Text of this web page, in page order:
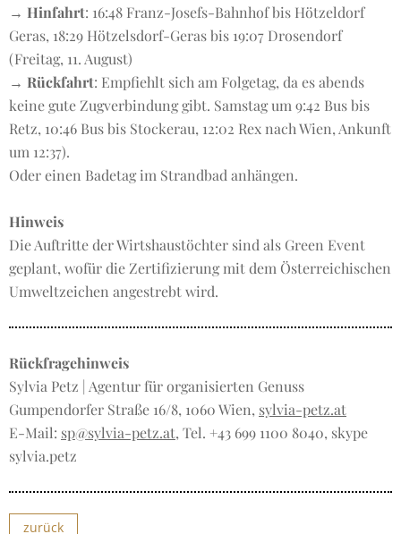
→ Hinfahrt: 16:48 Franz-Josefs-Bahnhof bis Hötzeldorf
Geras, 18:29 Hötzelsdorf-Geras bis 19:07 Drosendorf
(Freitag, 11. August)
→ Rückfahrt: Empfiehlt sich am Folgetag, da es abends
keine gute Zugverbindung gibt. Samstag um 9:42 Bus bis
Retz, 10:46 Bus bis Stockerau, 12:02 Rex nach Wien, Ankunft
um 12:37).
Oder einen Badetag im Strandbad anhängen.
Hinweis
Die Auftritte der Wirtshaustöchter sind als Green Event
geplant, wofür die Zertifizierung mit dem Österreichischen
Umweltzeichen angestrebt wird.
Rückfragehinweis
Sylvia Petz | Agentur für organisierten Genuss
Gumpendorfer Straße 16/8, 1060 Wien, sylvia-petz.at
E-Mail: sp@sylvia-petz.at, Tel. +43 699 1100 8040, skype
sylvia.petz
zurück